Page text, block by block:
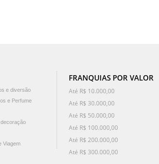
e diversão
e Perfume
Viagem
FRANQUIAS POR VALOR
Até R$ 10.000,00
Até R$ 30.000,00
Até R$ 50.000,00
Até R$ 100.000,00
Até R$ 200.000,00
Até R$ 300.000,00